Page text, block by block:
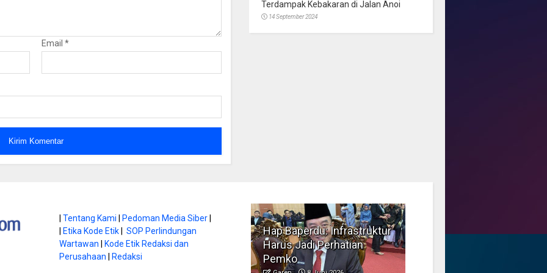
Email *
Terdampak Kebakaran di Jalan Anoi
14 September 2024
|Tentang Kami Pedoman Media Siber
Etika Kode Etik |SOP Perlindungan
Wartawan
Kode Etik Redaksi dan
Perusahaan
Redaksi
di Gunung
Ini
Literasi Jadi Bekal Utama
Siswa di Era Digital
Hap Baperdu: Infrastruktur
Harus Jadi Perhatian
Pemko